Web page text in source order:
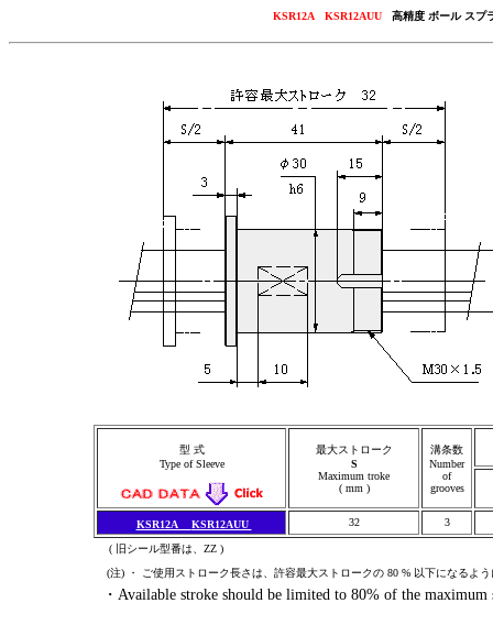
KSR12A KSR12AUU 高精度 ボール スプ
型 式
Type of Sleeve
最大ストローク
S
Maximum troke
( mm )
溝条数
Number
of
grooves
KSR12A KSR12AUU 32 3
( 旧シール型番は、ZZ )
(注) ・ ご使用ストローク長さは、許容最大ストロークの 80 % 以下になるよ
・Available stroke should be limited to 80% of the